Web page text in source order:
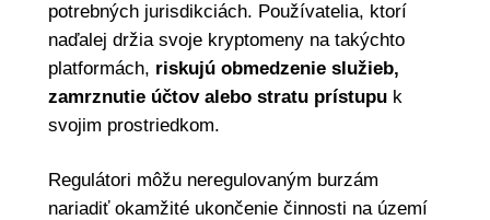
potrebných jurisdikciách. Používatelia, ktorí
naďalej držia svoje kryptomeny na takýchto
platformách, riskujú obmedzenie služieb,
zamrznutie účtov alebo stratu prístupuk
svojim prostriedkom.
Regulátori môžu neregulovaným burzám
nariadiť okamžité ukončenie činnosti na území